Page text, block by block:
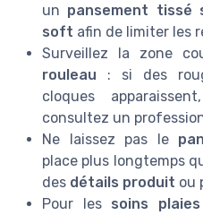
un pansement tissé
soft afin de limiter les
Surveillez la zone
rouleau : si des
cloques
consultez un
Ne laissez pas le
place plus longtemps
des détails produit ou
Pour les soins plaies